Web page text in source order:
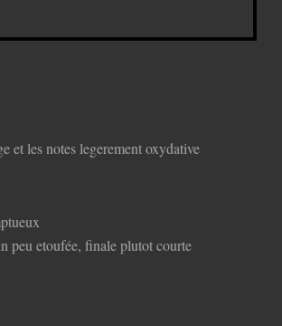
et les notes legerement oxydative
peu etoufée, finale plutot courte